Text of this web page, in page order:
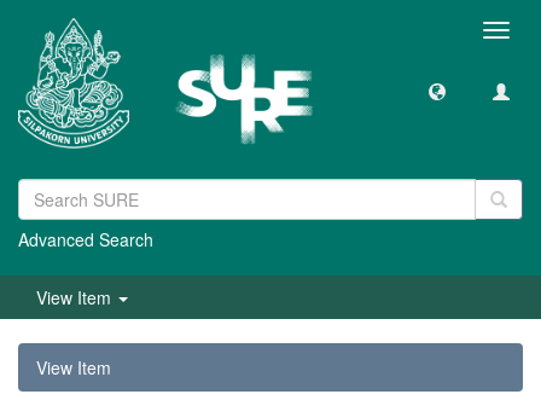
Advanced Search
View Item
View Item